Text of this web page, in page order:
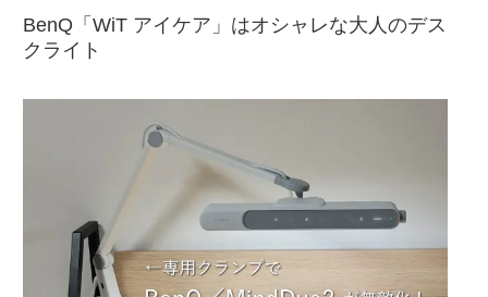
BenQ「WiT アイケア」はオシャレな大人のデス
クライト